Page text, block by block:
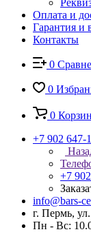
Оплата и
Гарантия и
Контакты
0
0
0
+7 902 647-
+7
info@bars-
г. Пермь,
Пн - Вс: